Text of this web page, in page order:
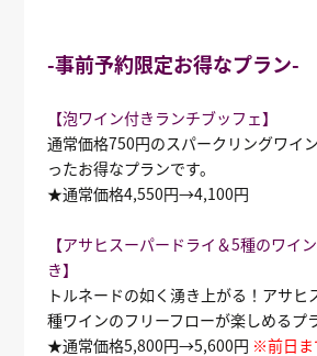
-事前予約限定お得なプラン-
【泡ワイン付きランチブッフェ】
通常価格750円のスパークリングワイ
ったお得なプランです。
★通常価格4,550円→4,100円
【アサヒスーパードライ＆5種のワイ
き】
トルネードの如く湧き上がる！アサヒ
種ワインのフリーフローが楽しめるプ
★通常価格5,800円→5,600円 ※前日ま